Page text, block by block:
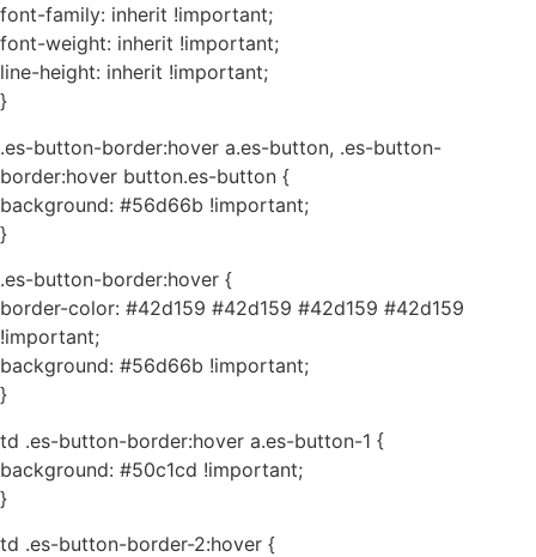
font-family: inherit !important;
font-weight: inherit !important;
line-height: inherit !important;
}
.es-button-border:hover a.es-button, .es-button-
border:hover button.es-button {
background: #56d66b !important;
}
.es-button-border:hover {
border-color: #42d159 #42d159 #42d159 #42d159
!important;
background: #56d66b !important;
}
td .es-button-border:hover a.es-button-1 {
background: #50c1cd !important;
}
td .es-button-border-2:hover {